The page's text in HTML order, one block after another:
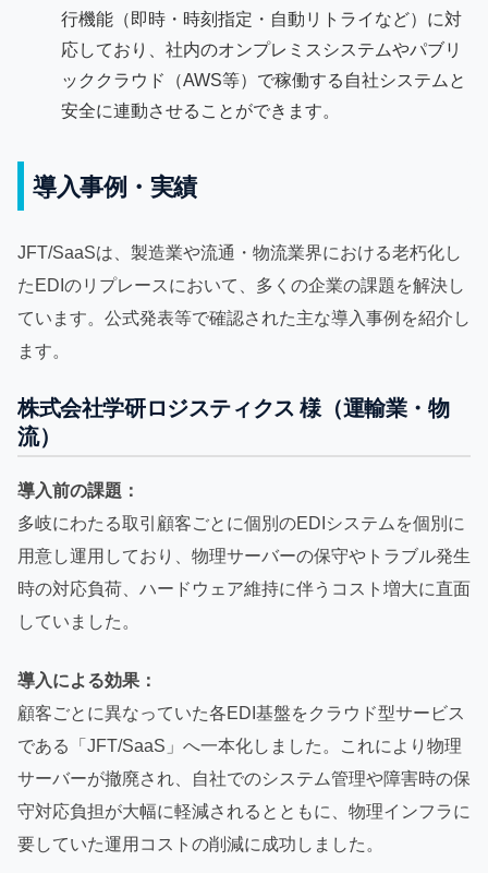
行機能（即時・時刻指定・自動リトライなど）に対
応しており、社内のオンプレミスシステムやパブリ
ッククラウド（AWS等）で稼働する自社システムと
安全に連動させることができます。
導入事例・実績
JFT/SaaSは、製造業や流通・物流業界における老朽化し
たEDIのリプレースにおいて、多くの企業の課題を解決し
ています。公式発表等で確認された主な導入事例を紹介し
ます。
株式会社学研ロジスティクス 様（運輸業・物
流）
導入前の課題：
多岐にわたる取引顧客ごとに個別のEDIシステムを個別に
用意し運用しており、物理サーバーの保守やトラブル発生
時の対応負荷、ハードウェア維持に伴うコスト増大に直面
していました。
導入による効果：
顧客ごとに異なっていた各EDI基盤をクラウド型サービス
である「JFT/SaaS」へ一本化しました。これにより物理
サーバーが撤廃され、自社でのシステム管理や障害時の保
守対応負担が大幅に軽減されるとともに、物理インフラに
要していた運用コストの削減に成功しました。